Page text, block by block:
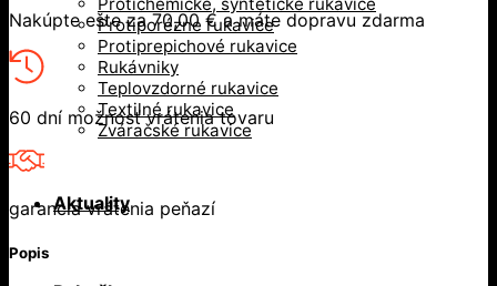
Protiporézne rukavice
Protiprepichové rukavice
Rukávniky
Teplovzdorné rukavice
Textilné rukavice
Zváračské rukavice
Aktuality
Nakúpte ešte za70,00€a máte dopravu zdarma
60 dní možnosť vrátenia tovaru
garancia vrátenia peňazí
Popis